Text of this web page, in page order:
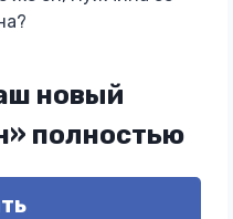
новый
полностью